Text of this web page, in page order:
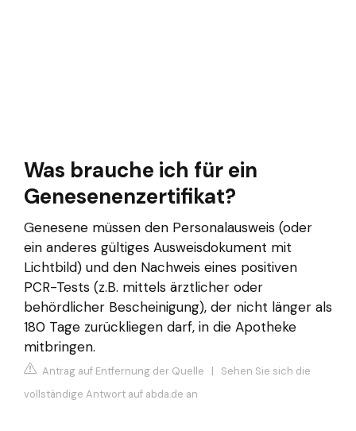
Was brauche ich für ein
Genesenenzertifikat?
Genesene müssen den Personalausweis (oder
ein anderes gültiges Ausweisdokument mit
Lichtbild) und den Nachweis eines positiven
PCR-Tests (z.B. mittels ärztlicher oder
behördlicher Bescheinigung), der nicht länger als
180 Tage zurückliegen darf, in die Apotheke
mitbringen.
Antrag auf Entfernung der Quelle | Sehen Sie sich die
vollständige Antwort auf abda.de an